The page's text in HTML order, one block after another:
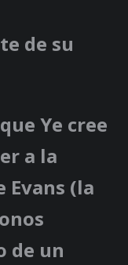
de su
Ye cree
a la
Evans (la
de un